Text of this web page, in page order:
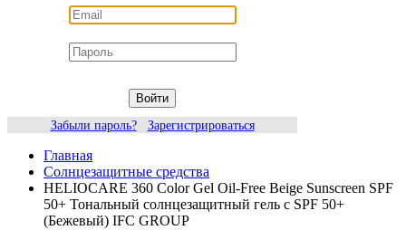
Войти
Забыли пароль?
Зарегистрироваться
Главная
Солнцезащитные средства
HELIOCARE 360 Color Gel Oil-Free Beige Sunscreen SPF
50+ Тональный солнцезащитный гель с SPF 50+
(Бежевый) IFC GROUP